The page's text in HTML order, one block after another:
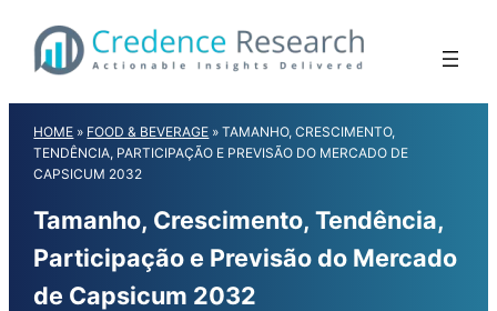
content
HOME » FOOD & BEVERAGE »TAMANHO, CRESCIMENTO,
TENDÊNCIA, PARTICIPAÇÃO E PREVISÃO DO MERCADO DE
CAPSICUM 2032
Tamanho, Crescimento, Tendência,
Participação e Previsão do Mercado
de Capsicum 2032